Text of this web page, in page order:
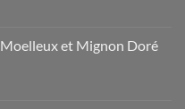
et Mignon Doré